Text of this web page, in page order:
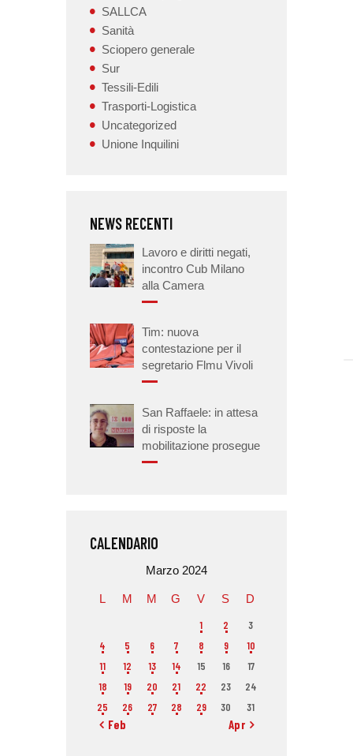
SALLCA
Sanità
Sciopero generale
Sur
Tessili-Edili
Trasporti-Logistica
Uncategorized
Unione Inquilini
NEWS RECENTI
Lavoro e diritti negati,
incontro Cub Milano
alla Camera
Tim: nuova
contestazione per il
segretario Flmu Vivoli
San Raffaele: in attesa
di risposte la
mobilitazione prosegue
CALENDARIO
Marzo 2024
L M M G V S D
1 2
3
4
5 6 7 8 9
10
11
12 13 14 15 16
17
18
19 20 21 22 23
24
25
26 27 28 29 30 31
« Feb Apr »